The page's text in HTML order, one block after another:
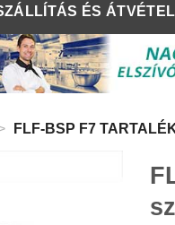
ÉS ÁTVÉTEL
FLF-BSP F7